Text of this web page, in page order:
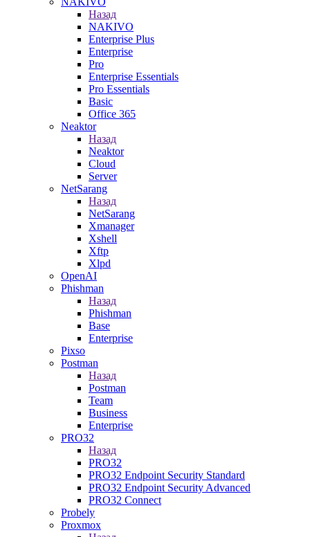
Назад
NAKIVO
Enterprise Plus
Enterprise
Pro
Enterprise Essentials
Pro Essentials
Basic
Office 365
Neaktor
Назад
Neaktor
Cloud
Server
NetSarang
Назад
NetSarang
Xmanager
Xshell
Xftp
Xlpd
OpenAI
Phishman
Назад
Phishman
Base
Enterprise
Pixso
Postman
Назад
Postman
Team
Business
Enterprise
PRO32
Назад
PRO32
PRO32 Endpoint Security Standard
PRO32 Endpoint Security Advanced
PRO32 Connect
Probely
Proxmox